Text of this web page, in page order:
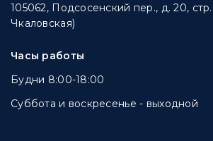
105062, Подсосенский пер., д. 20,
Чкаловская)
Часы работы
Будни 8:00-18:00
Суббота и воскресенье - выходной